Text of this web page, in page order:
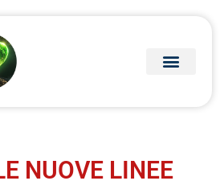
NUOVE LINEE